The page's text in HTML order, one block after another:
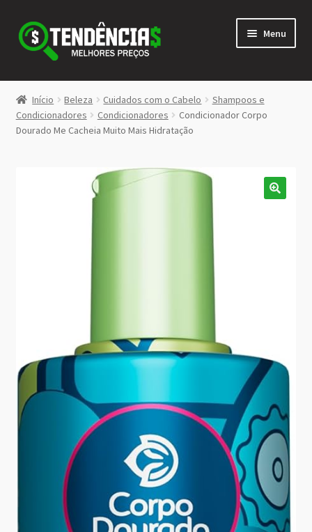
Pular
para
navegação
Pular
para
conteúdo
Menu
LOJA
<>
Início Beleza Cuidados com o Cabelo
Shampoos e
Condicionadores
Condicionadores
Condicionador Corpo
Dourado Me Cacheia Muito Mais Hidratação